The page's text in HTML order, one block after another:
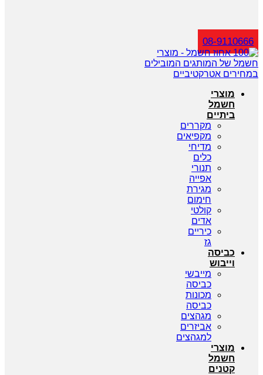
חיפוש
08-9110666
מוצרי
חשמל
ביתיים
מקררים
מקפיאים
מדיחי
כלים
תנורי
אפייה
מגירת
חימום
קולטי
אדים
כיריים
גז
כביסה
וייבוש
מייבשי
כביסה
מכונות
כביסה
מגהצים
אביזרים
למגהצים
מוצרי
חשמל
קטנים